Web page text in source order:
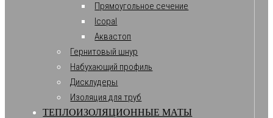
Прямоугольное сечение
Icopal
Аквастоп
Гернитовый шнур
Набухающий профиль
Дисклудеры
Изоляция для труб
ТЕПЛОИЗОЛЯЦИОННЫЕ МАТЫ